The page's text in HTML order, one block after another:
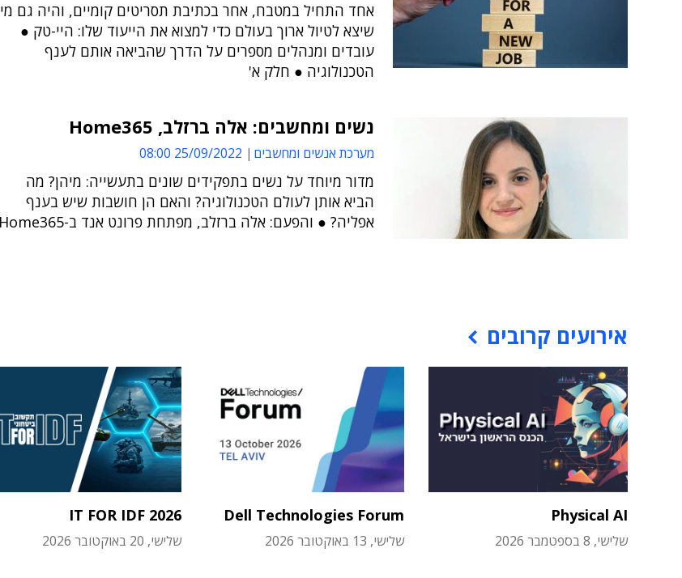
אחד התחיל במטבח, אחר בכתיבת תסריטים קומיים, והיה גם מי
שיצא לטיול ארוך בעולם כדי למצוא את הייעוד שלו: היי-טק ●
עובדים ומנהלים מספרים על הדרך שהביאה אותם לענף
הטכנולוגיה ● חלק א'
נשים ומחשבים: אלה ברזלב, Home365
מערכת אנשים ומחשבים 25/09/2022 08:00
מדור מיוחד על נשים בתפקידים שונים בתעשייה: מיהן? מה
הביא אותן לעולם הטכנולוגיה? והאם הן חושבות שיש בענף
אפליה? ● והפעם: אלה ברזלב, מפתחת פרונט אנד ב-Home365
אירועים קרובים
Physical AI
שלישי, 8 בספטמבר 2026
Dell Technologies Forum
שלישי, 13 באוקטובר 2026
IT FOR IDF 2026
שלישי, 20 באוקטובר 2026